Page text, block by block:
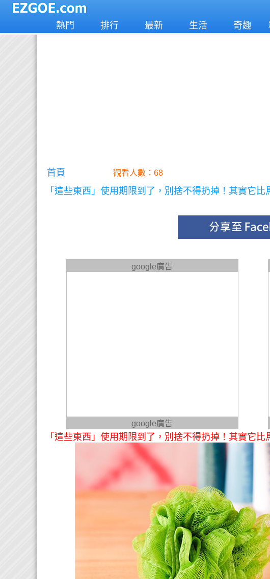
熱門 排行 最新 生活 奇趣
首頁 觀看人數：68
「這些東西」使用期限到了，別捨不得扔掉！其實它
google廣告
google廣告
「這些東西」使用期限到了，別捨不得扔掉！其實它